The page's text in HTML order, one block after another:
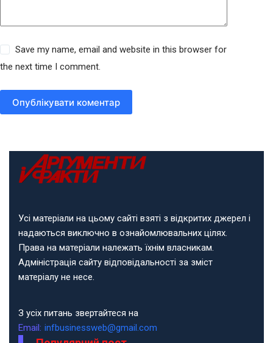
Save my name, email and website in this browser for
the next time I comment.
Опублікувати коментар
Усі матеріали на цьому сайті взяті з відкритих джерел і
надаються виключно в ознайомлювальних цілях.
Права на матеріали належать їхнім власникам.
Адміністрація сайту відповідальності за зміст
матеріалу не несе.
З усіх питань звертайтеся на
Email: infbusinessweb@gmail.com